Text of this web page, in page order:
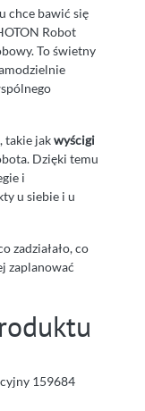
chce bawić się
Robot
To świetny
takie jakwyścigi
Dzięki temu
i
u siebie i u
zadziałało, co
zaplanować
159684